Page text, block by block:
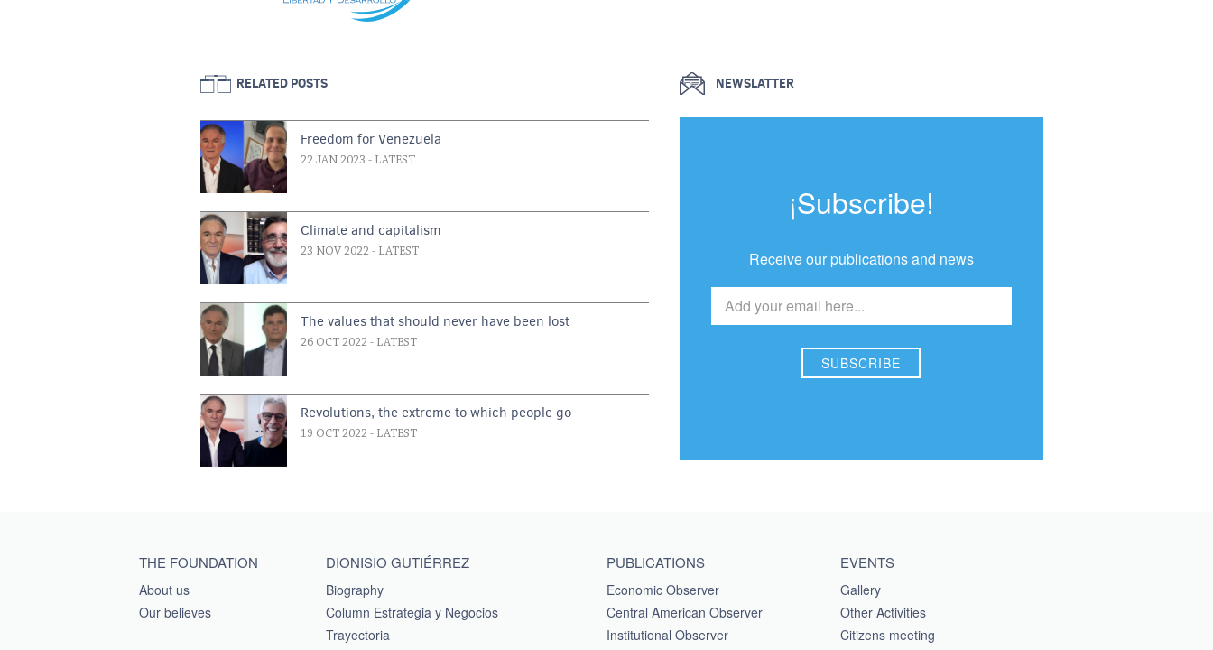
RELATED POSTS
Freedom for Venezuela
22 JAN 2023 - LATEST
Climate and capitalism
23 NOV 2022 - LATEST
The values that should never have been lost
26 OCT 2022 - LATEST
Revolutions, the extreme to which people go
19 OCT 2022 - LATEST
NEWSLATTER
¡Subscribe!
Receive our publications and news
Main menu footer
THE FOUNDATION
About us
Our believes
DIONISIO GUTIÉRREZ
Biography
Column Estrategia y Negocios
Trayectoria
PUBLICATIONS
Economic Observer
Central American Observer
Institutional Observer
EVENTS
Gallery
Other Activities
Citizens meeting